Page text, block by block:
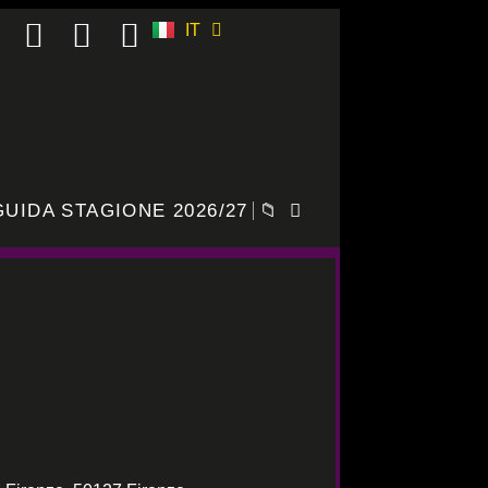
IT
ES
STAGIONE 2026/27 📁